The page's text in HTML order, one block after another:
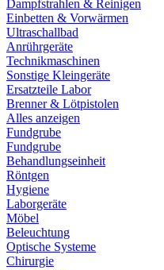
Dampfstrahlen & Reinigen
Einbetten & Vorwärmen
Ultraschallbad
Anrührgeräte
Technikmaschinen
Sonstige Kleingeräte
Ersatzteile Labor
Brenner & Lötpistolen
Alles anzeigen
Fundgrube
Fundgrube
Behandlungseinheit
Röntgen
Hygiene
Laborgeräte
Möbel
Beleuchtung
Optische Systeme
Chirurgie